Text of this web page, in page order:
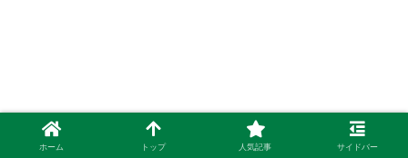
ホーム トップ 人気記事 サイドバー